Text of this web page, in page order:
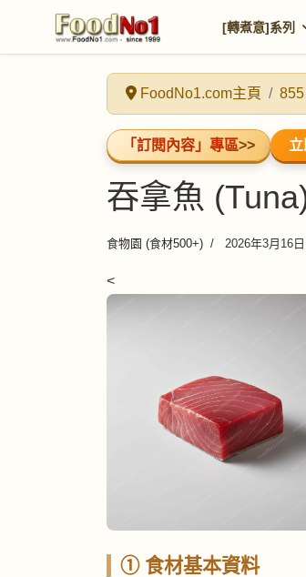
[轉煮意]系列
FoodNo1.com主頁
「訂閱內容」專區>> 立
吞拿魚
食物園 (食材500+) 2026年3月16日
<
① 食材基本資料